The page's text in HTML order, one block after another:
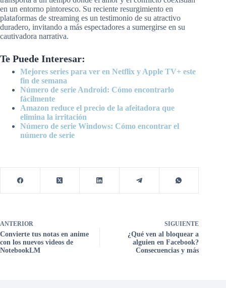
en un entorno pintoresco. Su reciente resurgimiento en
plataformas de streaming es un testimonio de su atractivo
duradero, invitando a más espectadores a sumergirse en su
cautivadora narrativa.
Te Puede Interesar:
Mejores series para ver en Netflix y Apple TV+ este
fin de semana
Número de serie Android: Cómo encontrarlo
fácilmente
Amazon reduce el precio de la afeitadora que
elimina la irritación
Número de serie Windows: Cómo encontrar el
número de serie
ANTERIOR
Convierte tus notas en anime
con los nuevos videos de
NotebookLM
SIGUIENTE
¿Qué ven al bloquear a
alguien en Facebook?
Consecuencias y más